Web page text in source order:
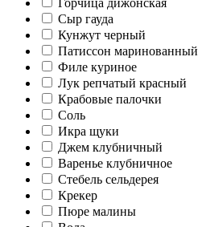
Горчица дижонская
Сыр гауда
Кунжут черный
Патиссон маринованный
Филе куриное
Лук репчатый красный
Крабовые палочки
Соль
Икра щуки
Джем клубничный
Варенье клубничное
Стебель сельдерея
Крекер
Пюре малины